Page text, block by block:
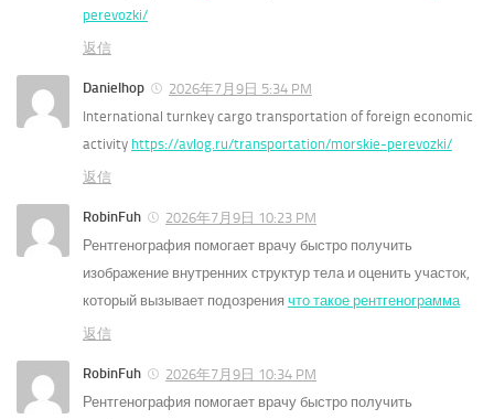
perevozki/
返信
Danielhop
2026年7月9日 5:34 PM
International turnkey cargo transportation of foreign economic
activity https://avlog.ru/transportation/morskie-perevozki/
返信
RobinFuh
2026年7月9日 10:23 PM
Рентгенография помогает врачу быстро получить
изображение внутренних структур тела и оценить участок,
который вызывает подозрения что такое рентгенограмма
返信
RobinFuh
2026年7月9日 10:34 PM
Рентгенография помогает врачу быстро получить